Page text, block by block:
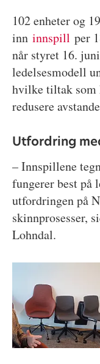
102 enheter og
inn innspill per
når styret 16.
ledelsesmodell
hvilke tiltak som
redusere
Utfordring
– Innspillene
fungerer best på
utfordringen på
skinnprosesser,
Lohndal.